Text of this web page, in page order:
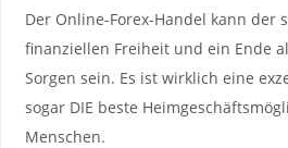
Der Online-Forex-Handel kann der
finanziellen Freiheit und ein Ende
Sorgen sein. Es ist wirklich eine
sogar DIE beste
Menschen.